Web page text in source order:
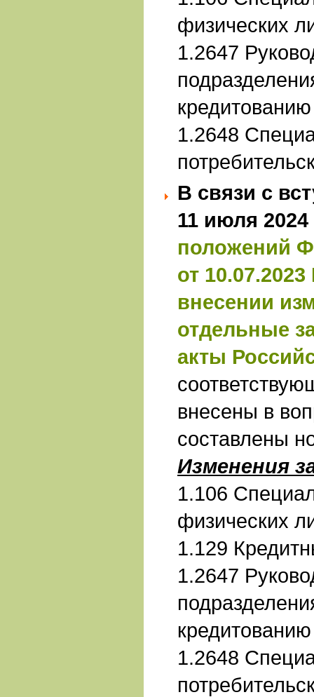
физических
1.2647
кредитованию
1.2648
В связи с
11 июля 2024
положений
от
внесении
отдельные
акты
внесены в
составлены
Изменения
1.106
физических
1.129
1.2647
кредитованию
1.2648